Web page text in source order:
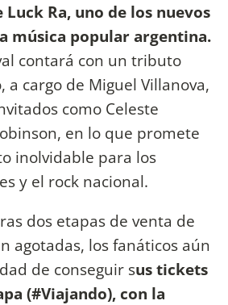
Ra, uno de los nuevos
música popular argentina.
contará con un tributo
a cargo de Miguel Villanova,
como Celeste
en lo que promete
inolvidable para los
y el rock nacional.
dos etapas de venta de
agotadas, los fanáticos aún
de conseguir sus tickets
(#Viajando), con la